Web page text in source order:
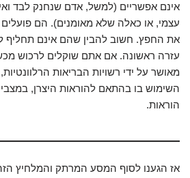
אינם אפשריים (למשל, אדם שנחנק לבד
עצמי, או כאלה שלא מאומנים). הם
את החפץ. חשוב להבין שהם אינם
עזרה ראשונה. אם אתם שוקלים לרכוש
מאושר על ידי רשויות הבריאות
השימוש בו בהתאם להוראות היצרן, במצבי
הוראות.
אז הגענו לסוף המסע המרתק והמלחיץ